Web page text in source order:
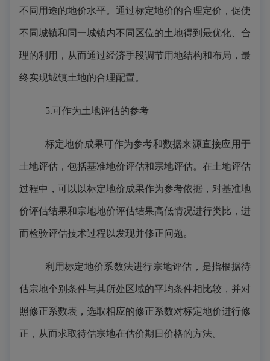
不同用途的地价水平。通过标定地价的合理定价，促使
不同城镇和同一城镇内不同区位的土地得到最优化、合
理的利用，从而通过经济手段调节用地结构和布局，最
终实现城镇土地的合理配置。
5.可作为土地评估的参考
标定地价成果可作为参考和数据来源直接应用于
土地评估，包括基准地价评估和宗地评估。在土地评估
过程中，可以以标定地价成果作为参考依据，对基准地
价评估结果和宗地地价评估结果高低情况进行类比，进
而检验评估技术过程以发现并修正问题。
利用标定地价系数法进行宗地评估，是指根据待
估宗地个别条件与其所处区域的平均条件相比较，并对
照修正系数表，选取相应的修正系数对标定地价进行修
正，从而求取待估宗地在估价期日价格的方法。